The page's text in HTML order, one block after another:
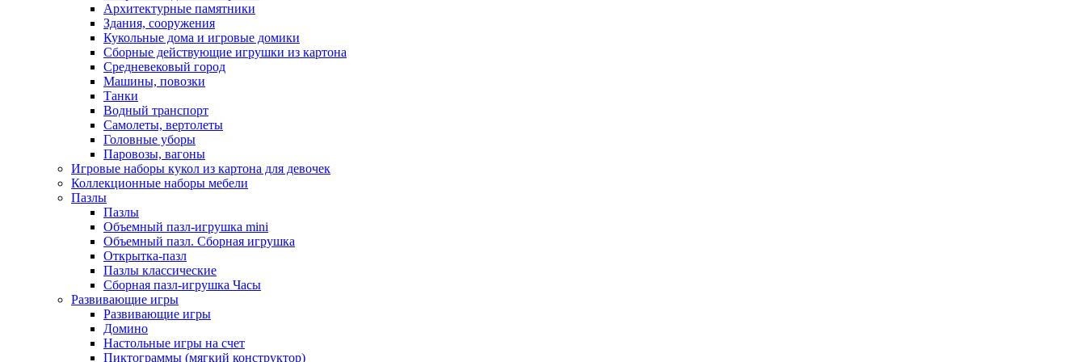
Архитектурные памятники
Здания, сооружения
Кукольные дома и игровые домики
Сборные действующие игрушки из картона
Средневековый город
Машины, повозки
Танки
Водный транспорт
Самолеты, вертолеты
Головные уборы
Паровозы, вагоны
Игровые наборы кукол из картона для девочек
Коллекционные наборы мебели
Пазлы
Пазлы
Объемный пазл-игрушка mini
Объемный пазл. Сборная игрушка
Открытка-пазл
Пазлы классические
Сборная пазл-игрушка Часы
Развивающие игры
Развивающие игры
Домино
Настольные игры на счет
Пиктограммы (мягкий конструктор)